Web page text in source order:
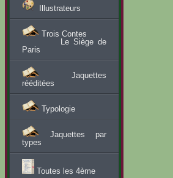
Illustrateurs
Trois Contes
Le Siège de
Paris
Jaquettes
rééditées
Typologie
Jaquettes par
types
Toutes les 4ème